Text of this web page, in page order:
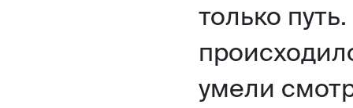
только
умели